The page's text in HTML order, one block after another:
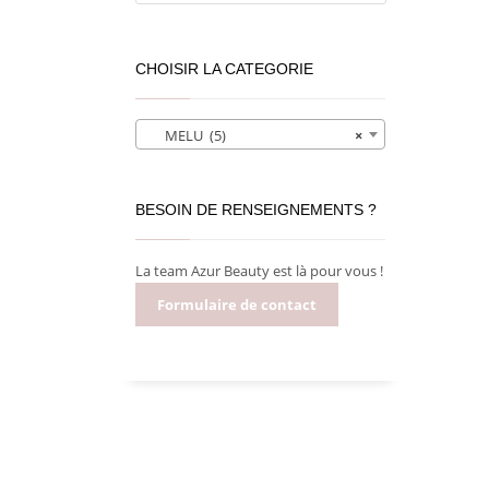
CHOISIR LA CATEGORIE
×
MELU (5)
BESOIN DE RENSEIGNEMENTS ?
La team Azur Beauty est là pour vous !
Formulaire de contact